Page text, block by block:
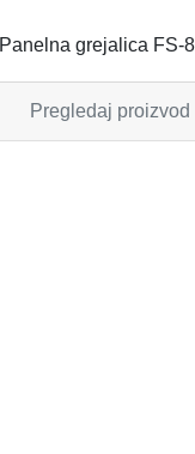
Panelna grejalica FS-
Pregledaj proizvod